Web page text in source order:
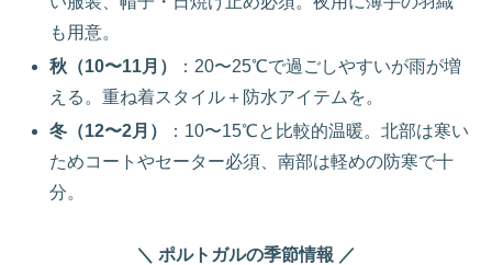
も用意。
秋（10〜11月）
：20〜25℃で過ごしやすいが雨が増
える。重ね着スタイル＋防水アイテムを。
冬（12〜2月）
：10〜15℃と比較的温暖。北部は寒い
ためコートやセーター必須、南部は軽めの防寒で十
分。
＼ ポルトガルの季節情報 ／